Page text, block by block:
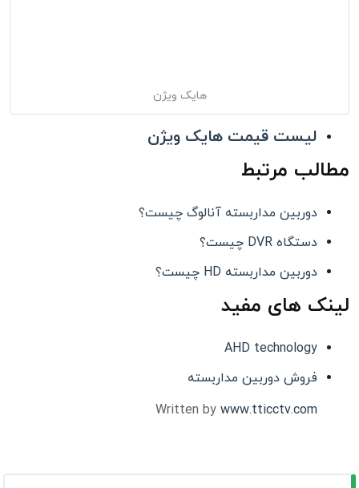
هایک ویژن
لیست قیمت هایک ویژن
مطالب مرتبط
دوربین مداربسته آنالوگ چیست؟
دستگاه DVR چیست؟
دوربین مداربسته HD چیست؟
لینک های مفید
AHD technology
فروش دوربین مداربسته
Written by www.tticctv.com